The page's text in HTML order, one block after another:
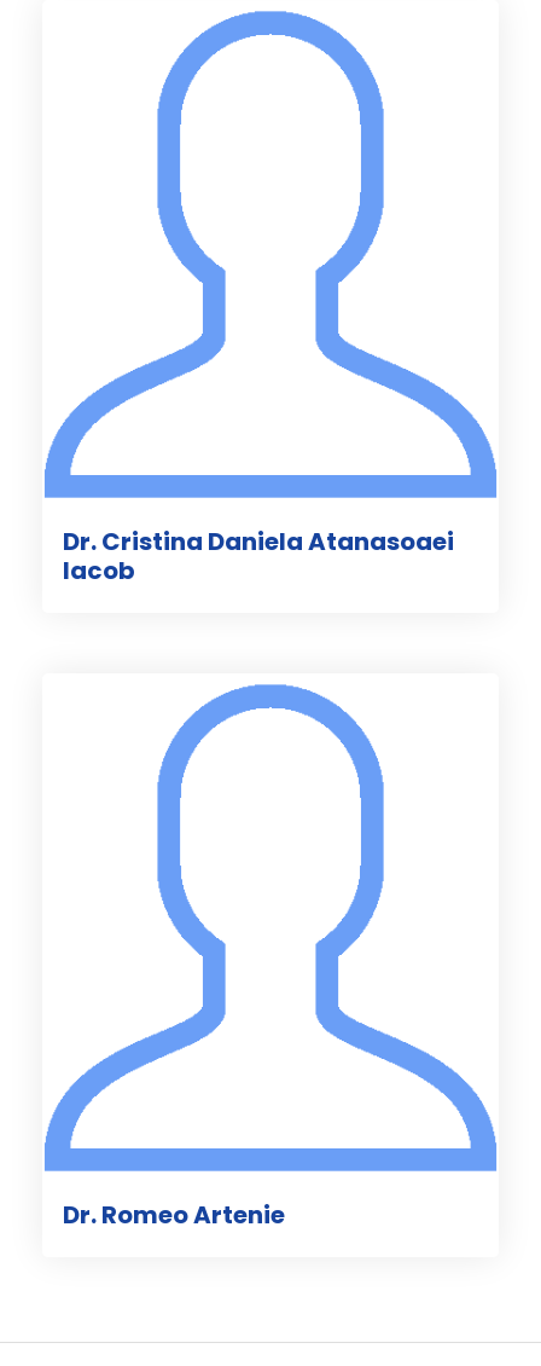
Dr. Cristina Daniela Atanasoaei
Iacob
Dr. Romeo Artenie